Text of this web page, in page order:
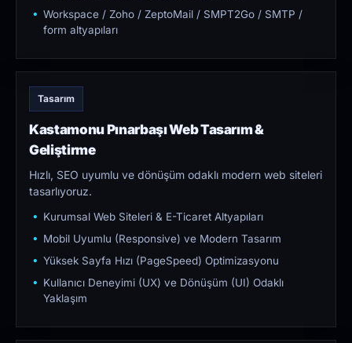
Workspace / Zoho / ZeptoMail / SMPT2Go / SMTP /
form altyapıları
Tasarım
Kastamonu Pınarbaşı Web Tasarım &
Geliştirme
Hızlı, SEO uyumlu ve dönüşüm odaklı modern web siteleri
tasarlıyoruz.
Kurumsal Web Siteleri & E-Ticaret Altyapıları
Mobil Uyumlu (Responsive) ve Modern Tasarım
Yüksek Sayfa Hızı (PageSpeed) Optimizasyonu
Kullanıcı Deneyimi (UX) ve Dönüşüm (UI) Odaklı
Yaklaşım